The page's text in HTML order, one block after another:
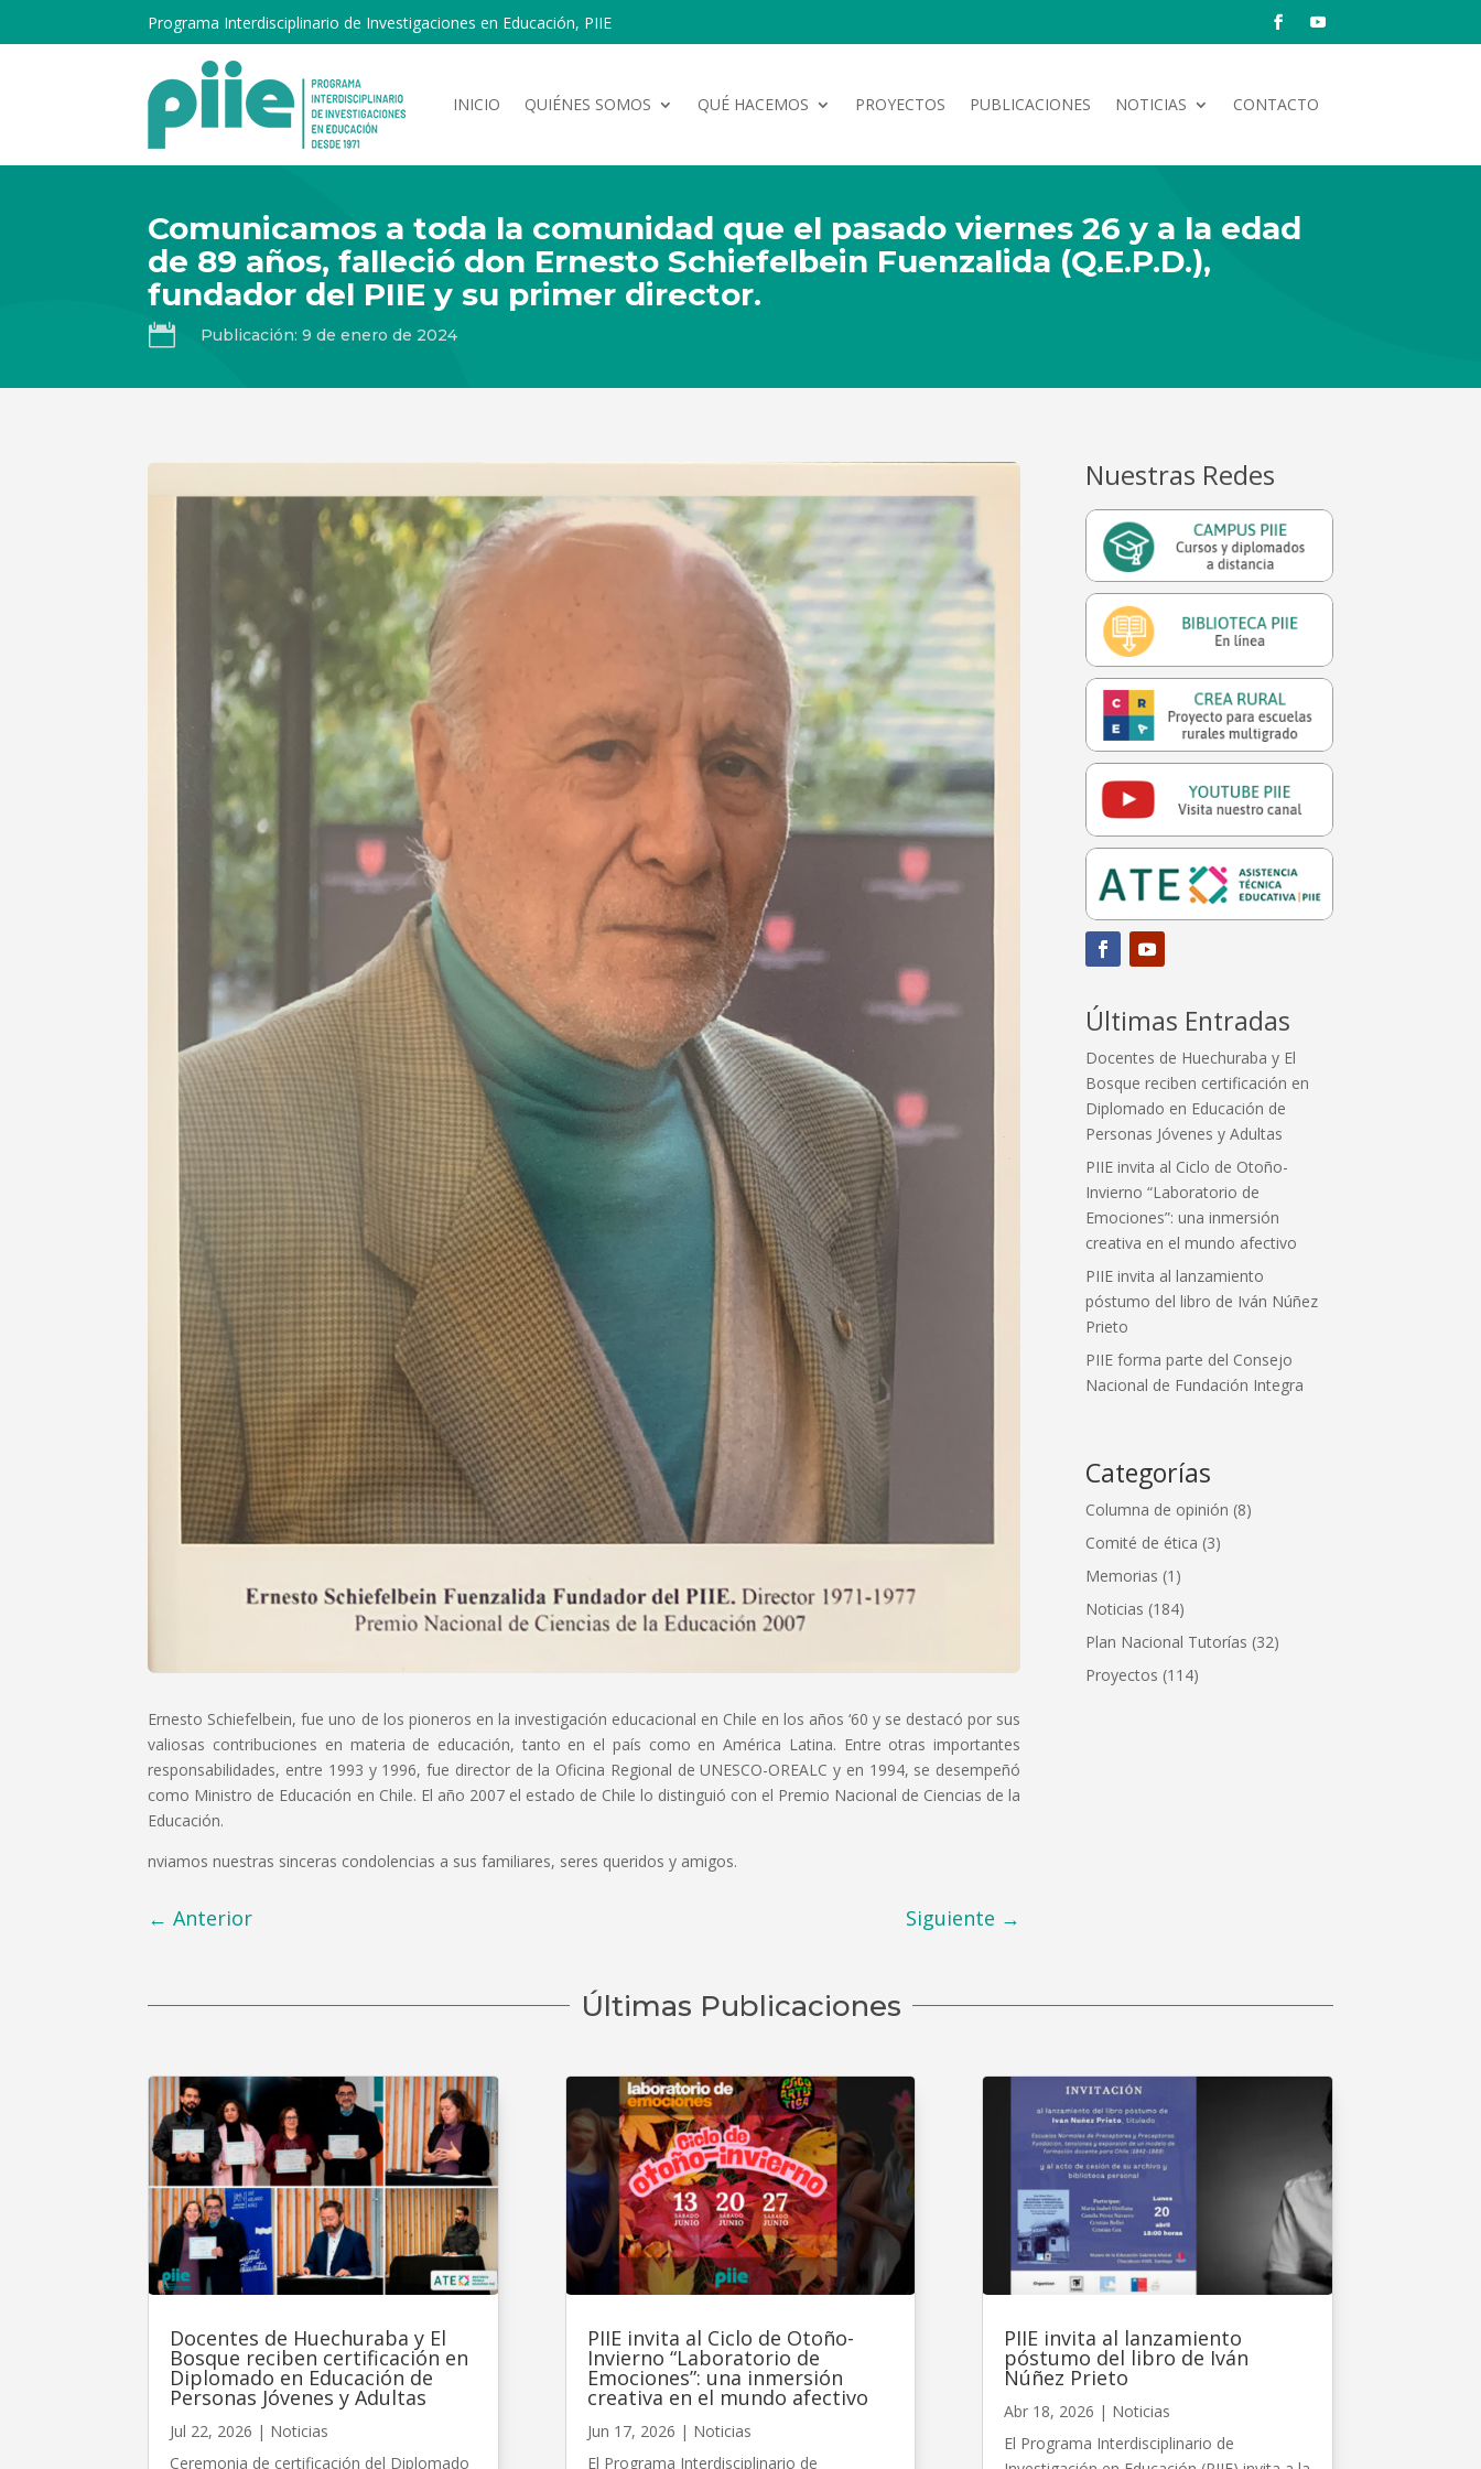
Programa Interdisciplinario de Investigaciones en Educación, PIIE
INICIO QUIÉNES SOMOS QUÉ HACEMOS PROYECTOS PUBLICACIONES NOTICIAS CONTACTO
Comunicamos a toda la comunidad que el pasado viernes 26 y a la edad
de 89 años, falleció don Ernesto Schiefelbein Fuenzalida (Q.E.P.D.),
fundador del PIIE y su primer director.
 Publicación: 9 de enero de 2024
Ernesto Schiefelbein, fue uno de los pioneros en la investigación educacional en Chile en los años ‘60 y se destacó por sus
valiosas contribuciones en materia de educación, tanto en el país como en América Latina. Entre otras importantes
responsabilidades, entre 1993 y 1996, fue director de la Oficina Regional de UNESCO-OREALC y en 1994, se desempeñó
como Ministro de Educación en Chile. El año 2007 el estado de Chile lo distinguió con el Premio Nacional de Ciencias de la
Educación.
nviamos nuestras sinceras condolencias a sus familiares, seres queridos y amigos.
←Anterior Siguiente →
Nuestras Redes
Últimas Entradas
Docentes de Huechuraba y El
Bosque reciben certificación en
Diplomado en Educación de
Personas Jóvenes y Adultas
PIIE invita al Ciclo de Otoño-
Invierno “Laboratorio de
Emociones”: una inmersión
creativa en el mundo afectivo
PIIE invita al lanzamiento
póstumo del libro de Iván Núñez
Prieto
PIIE forma parte del Consejo
Nacional de Fundación Integra
Categorías
Columna de opinión (8)
Comité de ética (3)
Memorias (1)
Noticias (184)
Plan Nacional Tutorías (32)
Proyectos (114)
Últimas Publicaciones
Docentes de Huechuraba y El
Bosque reciben certificación en
Diplomado en Educación de
Personas Jóvenes y Adultas
Jul 22, 2026 | Noticias
Ceremonia de certificación del Diplomado
PIIE invita al Ciclo de Otoño-
Invierno “Laboratorio de
Emociones”: una inmersión
creativa en el mundo afectivo
Jun 17, 2026 | Noticias
El Programa Interdisciplinario de
PIIE invita al lanzamiento
póstumo del libro de Iván
Núñez Prieto
Abr 18, 2026 | Noticias
El Programa Interdisciplinario de